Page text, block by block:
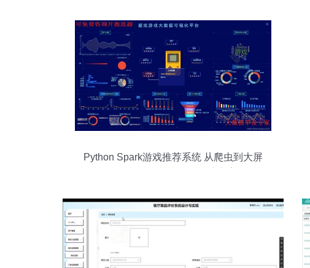
Python Spark游戏推荐系统 从爬虫到大屏